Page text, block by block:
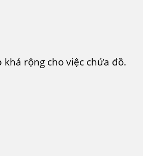
khá rộng cho việc chứa đồ.